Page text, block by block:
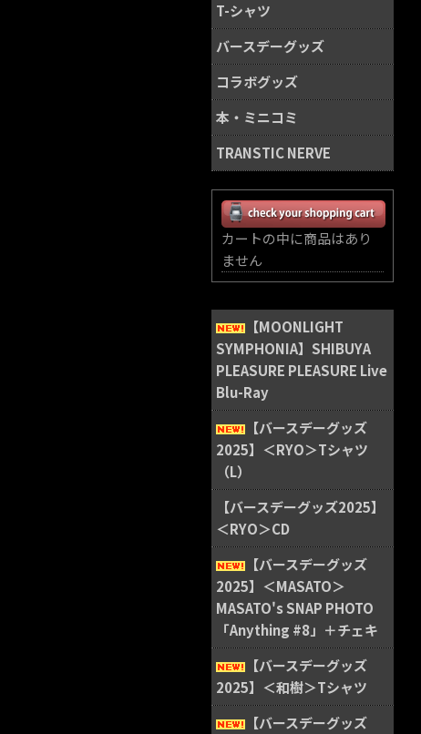
T-シャツ
バースデーグッズ
コラボグッズ
本・ミニコミ
TRANSTIC NERVE
カートの中に商品はあり
ません
【MOONLIGHT
SYMPHONIA】SHIBUYA
PLEASURE PLEASURE Live
Blu-Ray
【バースデーグッズ
2025】＜RYO＞Tシャツ
（L）
【バースデーグッズ2025】
＜RYO＞CD
【バースデーグッズ
2025】＜MASATO＞
MASATO's SNAP PHOTO
「Anything #8」＋チェキ
【バースデーグッズ
2025】＜和樹＞Tシャツ
【バースデーグッズ